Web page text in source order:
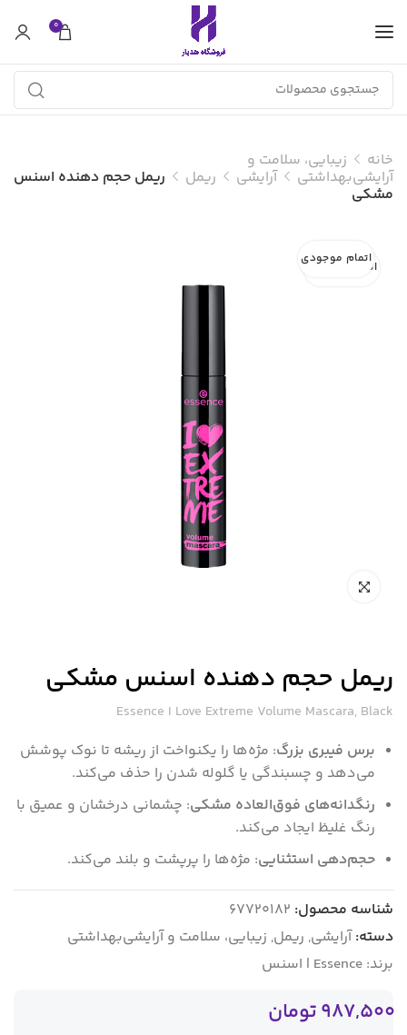
0
خانه زیبایی، سلامت و
آرایشی‌بهداشتی آرایشی ریمل ریمل حجم دهنده اسنس
مشکی
اتمام موجودی
اتمام موجودی
ریمل حجم دهنده اسنس مشکی
Essence I Love Extreme Volume Mascara, Black
برس فیبری بزرگ: مژه‌ها را یکنواخت از ریشه تا نوک پوشش
می‌دهد و چسبندگی یا گلوله شدن را حذف می‌کند.
رنگدانه‌های فوق‌العاده مشکی: چشمانی درخشان و عمیق با
رنگ غلیظ ایجاد می‌کند.
حجم‌دهی استثنایی: مژه‌ها را پرپشت و بلند می‌کند.
شناسه محصول: 67720182
دسته:آرایشی, ریمل, زیبایی، سلامت و آرایشی‌بهداشتی
برند: Essence | اسنس
987,500تومان